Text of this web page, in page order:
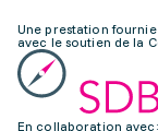
Une prestation fournie
avec le soutien de la
En collaboration avec: